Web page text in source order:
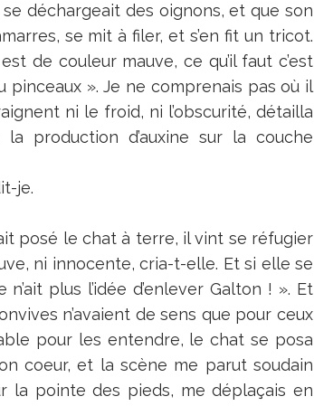
déchargeait des oignons, et que son
se mit à filer, et s’en fit un tricot.
de couleur mauve, ce qu’il faut c’est
». Je ne comprenais pas où il
ni le froid, ni l’obscurité, détailla
production d’auxine sur la couche
je.
posé le chat à terre, il vint se réfugier
ni innocente, cria-t-elle. Et si elle se
plus l’idée d’enlever Galton ! ». Et
n’avaient de sens que pour ceux
pour les entendre, le chat se posa
coeur, et la scène me parut soudain
la pointe des pieds, me déplaçais en